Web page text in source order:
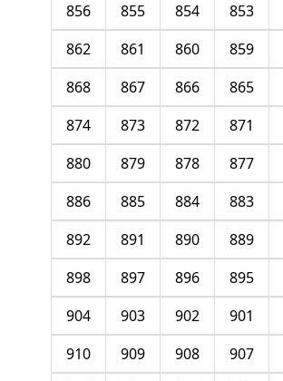
853
854
855
856
859
860
861
862
865
866
867
868
871
872
873
874
877
878
879
880
883
884
885
886
889
890
891
892
895
896
897
898
901
902
903
904
907
908
909
910